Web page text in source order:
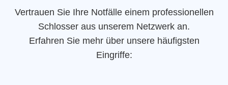
Vertrauen Sie Ihre Notfälle einem professionellen
Schlosser aus unserem Netzwerk an.
Erfahren Sie mehr über unsere häufigsten
Eingriffe: